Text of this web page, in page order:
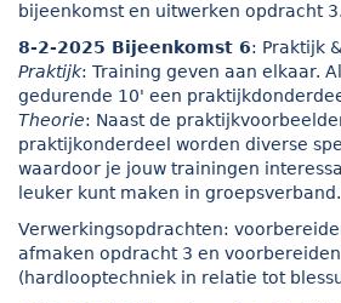
bijeenkomst en uitwerken opdracht 3.
8-2-2025 Bijeenkomst 6: Praktijk
Praktijk: Training geven aan elkaar.
gedurende 10' een
Theorie: Naast de
praktijkonderdeel worden diverse
waardoor je jouw trainingen
leuker kunt maken in groepsverband.
Verwerkingsopdrachten:
afmaken opdracht 3 en
(hardlooptechniek in relatie tot